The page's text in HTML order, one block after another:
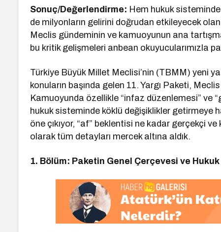
Sonuç/Değerlendirme: Hem hukuk
de milyonların gelirini doğrudan etkileyecek
Meclis gündeminin ve kamuoyunun ana
bu kritik gelişmeleri anbean okuyucularımızla
Türkiye Büyük Millet Meclisi’nin (TBMM) yeni
konuların başında gelen 11. Yargı Paketi,
Kamuoyunda özellikle “infaz düzenlemesi” ve
hukuk sisteminde köklü değişiklikler getirmeye
öne çıkıyor, “af” beklentisi ne kadar gerçekçi
olarak tüm detayları mercek altına aldık.
1. Bölüm: Paketin Genel Çerçevesi ve